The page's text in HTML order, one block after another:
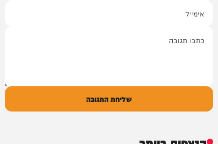
שליחת התגובה